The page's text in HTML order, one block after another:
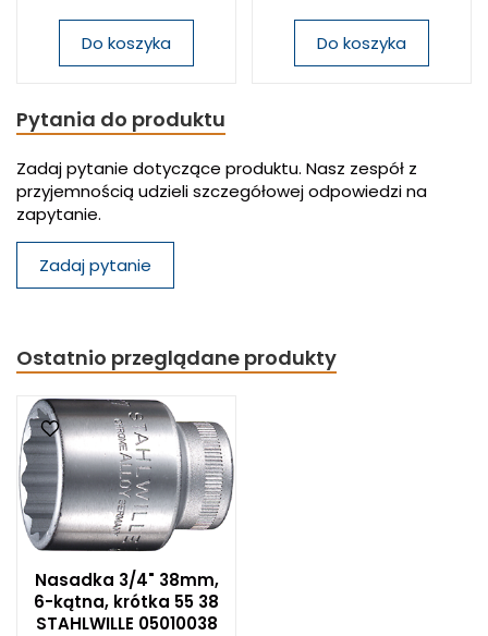
Do koszyka Do koszyka
Pytania do produktu
Zadaj pytanie dotyczące produktu. Nasz zespół z
przyjemnością udzieli szczegółowej odpowiedzi na
zapytanie.
Zadaj pytanie
Ostatnio przeglądane produkty
Nasadka 3/4" 38mm,
6-kątna, krótka 55 38
STAHLWILLE 05010038